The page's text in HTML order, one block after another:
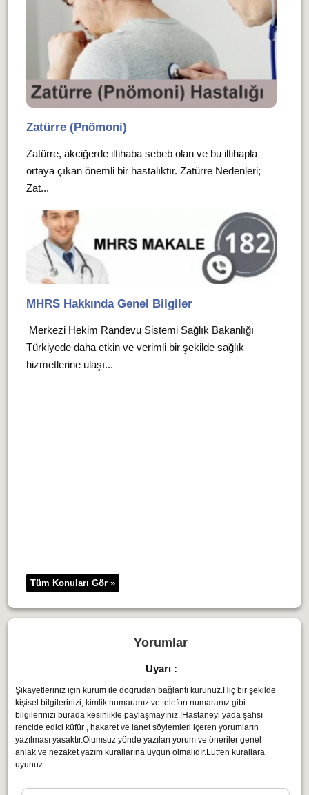
Zatürre (Pnömoni)
Zatürre, akciğerde iltihaba sebeb olan ve bu iltihapla
ortaya çıkan önemli bir hastalıktır. Zatürre Nedenleri;
Zat...
MHRS Hakkında Genel Bilgiler
Merkezi Hekim Randevu Sistemi Sağlık Bakanlığı
Türkiyede daha etkin ve verimli bir şekilde sağlık
hizmetlerine ulaşı...
Tüm Konuları Gör »
Yorumlar
Uyarı :
Şikayetleriniz için kurum ile doğrudan bağlantı kurunuz.Hiç bir şekilde
kişisel bilgilerinizi, kimlik numaranız ve telefon numaranız gibi
bilgilerinizi burada kesinlikle paylaşmayınız.!Hastaneyi yada şahsı
rencide edici küfür , hakaret ve lanet söylemleri içeren yorumların
yazılması yasaktır.Olumsuz yönde yazılan yorum ve öneriler genel
ahlak ve nezaket yazım kurallarına uygun olmalıdır.Lütfen kurallara
uyunuz.